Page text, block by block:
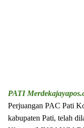
PATI
Perjuangan PAC Pati
kabupaten Pati, telah